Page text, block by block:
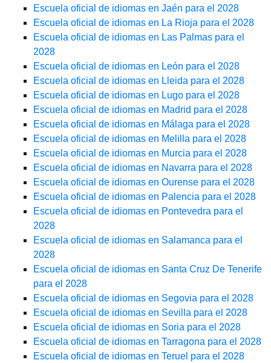
Escuela oficial de idiomas en Jaén para el 2028
Escuela oficial de idiomas en La Rioja para el 2028
Escuela oficial de idiomas en Las Palmas para el
2028
Escuela oficial de idiomas en León para el 2028
Escuela oficial de idiomas en Lleida para el 2028
Escuela oficial de idiomas en Lugo para el 2028
Escuela oficial de idiomas en Madrid para el 2028
Escuela oficial de idiomas en Málaga para el 2028
Escuela oficial de idiomas en Melilla para el 2028
Escuela oficial de idiomas en Murcia para el 2028
Escuela oficial de idiomas en Navarra para el 2028
Escuela oficial de idiomas en Ourense para el 2028
Escuela oficial de idiomas en Palencia para el 2028
Escuela oficial de idiomas en Pontevedra para el
2028
Escuela oficial de idiomas en Salamanca para el
2028
Escuela oficial de idiomas en Santa Cruz De Tenerife
para el 2028
Escuela oficial de idiomas en Segovia para el 2028
Escuela oficial de idiomas en Sevilla para el 2028
Escuela oficial de idiomas en Soria para el 2028
Escuela oficial de idiomas en Tarragona para el 2028
Escuela oficial de idiomas en Teruel para el 2028